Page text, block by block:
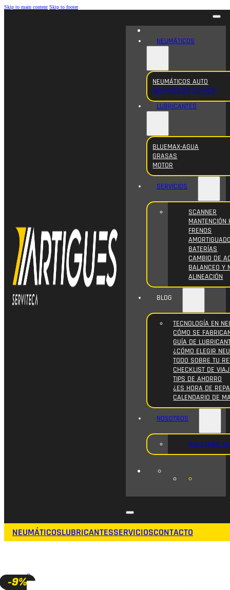
Skip to main content Skip to footer
NEUMÁTICOS
NEUMÁTICOS AUTO
NEUMÁTICOS CAMION
LUBRICANTES
BLUEMAX-AGUA
GRASAS
MOTOR
SERVICIOS
SCANNER
MANTENCIÓN
FRENOS
BATERÍAS
CAMBIO DE
BALANCEO Y
ALINEACIÓN
BLOG
TECNOLOGÍA EN
CÓMO SE
GUÍA DE
¿CÓMO ELEGIR
TODO SOBRE TU
CHECKLIST DE
TIPS DE AHORRO
¿ES HORA DE
CALENDARIO DE
NOSOTROS
NUESTRAS
NEUMÁTICOSLUBRICANTESSERVICIOSCONTACTO
-9%🔍